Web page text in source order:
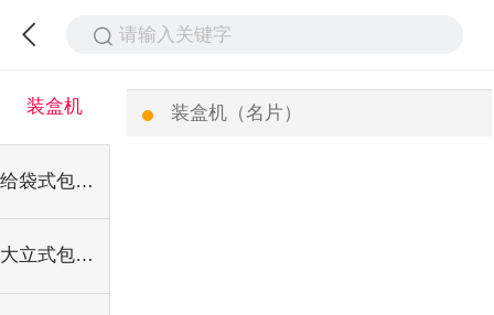
请输入关键字
装盒机
给袋式包装机
大立式包装机
装盒机（名片）